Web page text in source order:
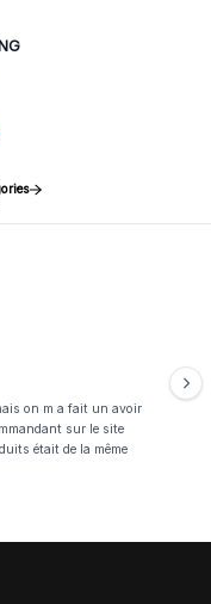
on m a fait un avoir
sur le site
était de la même